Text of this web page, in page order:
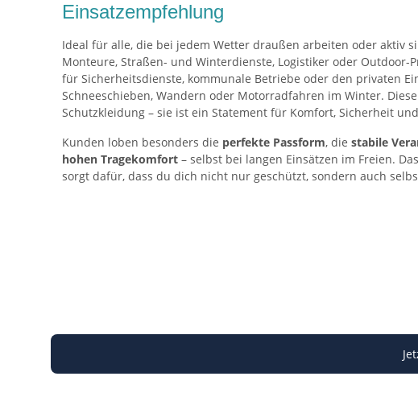
Einsatzempfehlung
Ideal für alle, die bei jedem Wetter draußen arbeiten oder aktiv
Monteure, Straßen- und Winterdienste, Logistiker oder Outdoor-
für Sicherheitsdienste, kommunale Betriebe oder den privaten
Schneeschieben, Wandern oder Motorradfahren im Winter.
Schutzkleidung – sie ist ein Statement für Komfort, Sicherheit
Kunden loben besonders die perfekte Passform, die stabile
hohen Tragekomfort – selbst bei langen Einsätzen im Freien.
sorgt dafür, dass du dich nicht nur geschützt, sondern auch